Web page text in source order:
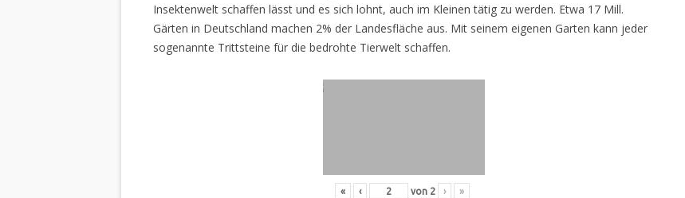
Insektenwelt schaffen lässt und es sich lohnt, auch im Kleinen tätig zu werden. Etwa 17 Mill.
Gärten in Deutschland machen 2% der Landesfläche aus. Mit seinem eigenen Garten kann jeder
sogenannte Trittsteine für die bedrohte Tierwelt schaffen.
« ‹ von 2 › »